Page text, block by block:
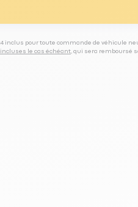
inclus pour toute commande de véhicule
incluses le cas échéant , qui sera remboursé